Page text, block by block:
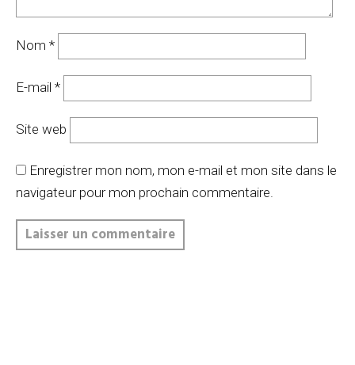
Nom *
E-mail *
Site web
Enregistrer mon nom, mon e-mail et mon site dans le
navigateur pour mon prochain commentaire.